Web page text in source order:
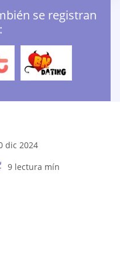
se registran
dic 2024
9 lectura mín